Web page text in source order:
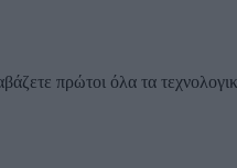
πρώτοι όλα τα